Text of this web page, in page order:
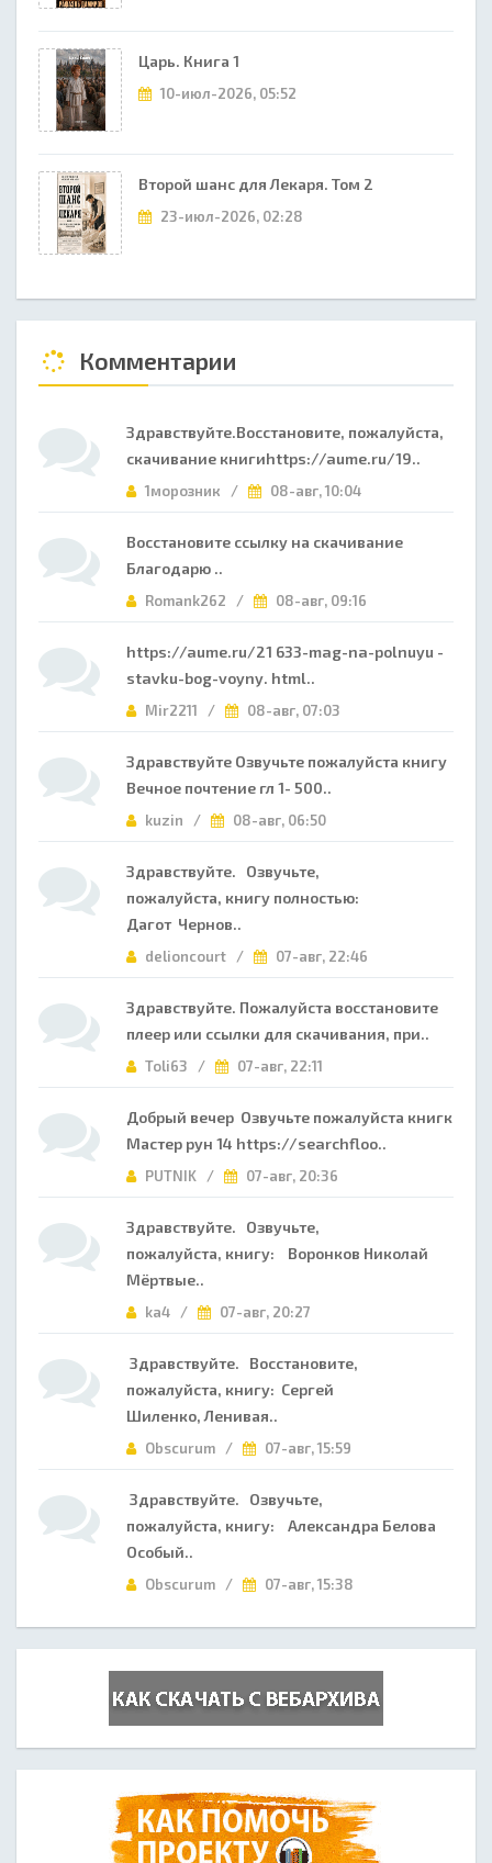
Царь. Книга 1
10-июл-2026, 05:52
Второй шанс для Лекаря. Том 2
23-июл-2026, 02:28
Комментарии
Здравствуйте.Восстановите, пожалуйста,
скачивание книгиhttps://aume.ru/19..
1морозник / 08-авг, 10:04
Восстановите ссылку на скачивание
Благодарю ..
Romank262 / 08-авг, 09:16
https://aume.ru/21 633-mag-na-polnuyu -
stavku-bog-voyny. html..
Mir2211 / 08-авг, 07:03
Здравствуйте Озвучьте пожалуйста книгу
Вечное почтение гл 1- 500..
kuzin / 08-авг, 06:50
Здравствуйте. Озвучьте,
пожалуйста, книгу полностью:
Дагот Чернов..
delioncourt / 07-авг, 22:46
Здравствуйте. Пожалуйста восстановите
плеер или ссылки для скачивания, при..
Toli63 / 07-авг, 22:11
Добрый вечер Озвучьте пожалуйста книгк
Мастер рун 14 https://searchfloo..
PUTNIK / 07-авг, 20:36
Здравствуйте. Озвучьте,
пожалуйста, книгу: Воронков Николай
Мёртвые..
ka4 / 07-авг, 20:27
Здравствуйте. Восстановите,
пожалуйста, книгу: Сергей
Шиленко, Ленивая..
Obscurum / 07-авг, 15:59
Здравствуйте. Озвучьте,
пожалуйста, книгу: Александра Белова
Особый..
Obscurum / 07-авг, 15:38